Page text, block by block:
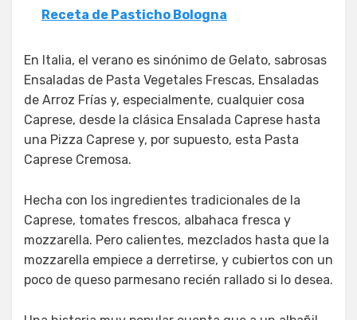
Receta de Pasticho Bologna
En Italia, el verano es sinónimo de Gelato, sabrosas
Ensaladas de Pasta Vegetales Frescas, Ensaladas
de Arroz Frías y, especialmente, cualquier cosa
Caprese, desde la clásica Ensalada Caprese hasta
una Pizza Caprese y, por supuesto, esta Pasta
Caprese Cremosa.
Hecha con los ingredientes tradicionales de la
Caprese, tomates frescos, albahaca fresca y
mozzarella. Pero calientes, mezclados hasta que la
mozzarella empiece a derretirse, y cubiertos con un
poco de queso parmesano recién rallado si lo desea.